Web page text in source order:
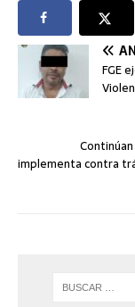
FGE
implementa contra